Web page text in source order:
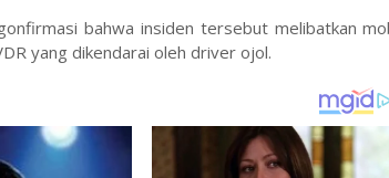
bahwa insiden tersebut melibatkan
yang dikendarai oleh driver ojol.